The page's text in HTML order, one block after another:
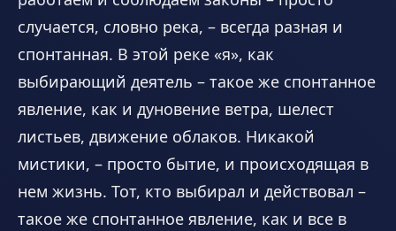
случается, словно река, – всегда разная и
спонтанная. В этой реке «я», как
выбирающий деятель – такое же спонтанное
явление, как и дуновение ветра, шелест
листьев, движение облаков. Никакой
мистики, – просто бытие, и происходящая в
нем жизнь. Тот, кто выбирал и действовал –
такое же спонтанное явление, как и все в